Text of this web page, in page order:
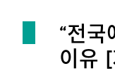
“전국
이유